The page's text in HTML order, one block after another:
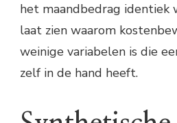
het maandbedrag identiek
laat zien waarom
weinige variabelen is die
zelf in de hand heeft.